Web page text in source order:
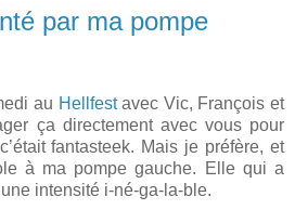
par ma pompe
au Hellfestavec Vic, François et
ça directement avec vous pour
fantasteek. Mais je préfère, et
à ma pompe gauche. Elle qui a
intensité i-né-ga-la-ble.